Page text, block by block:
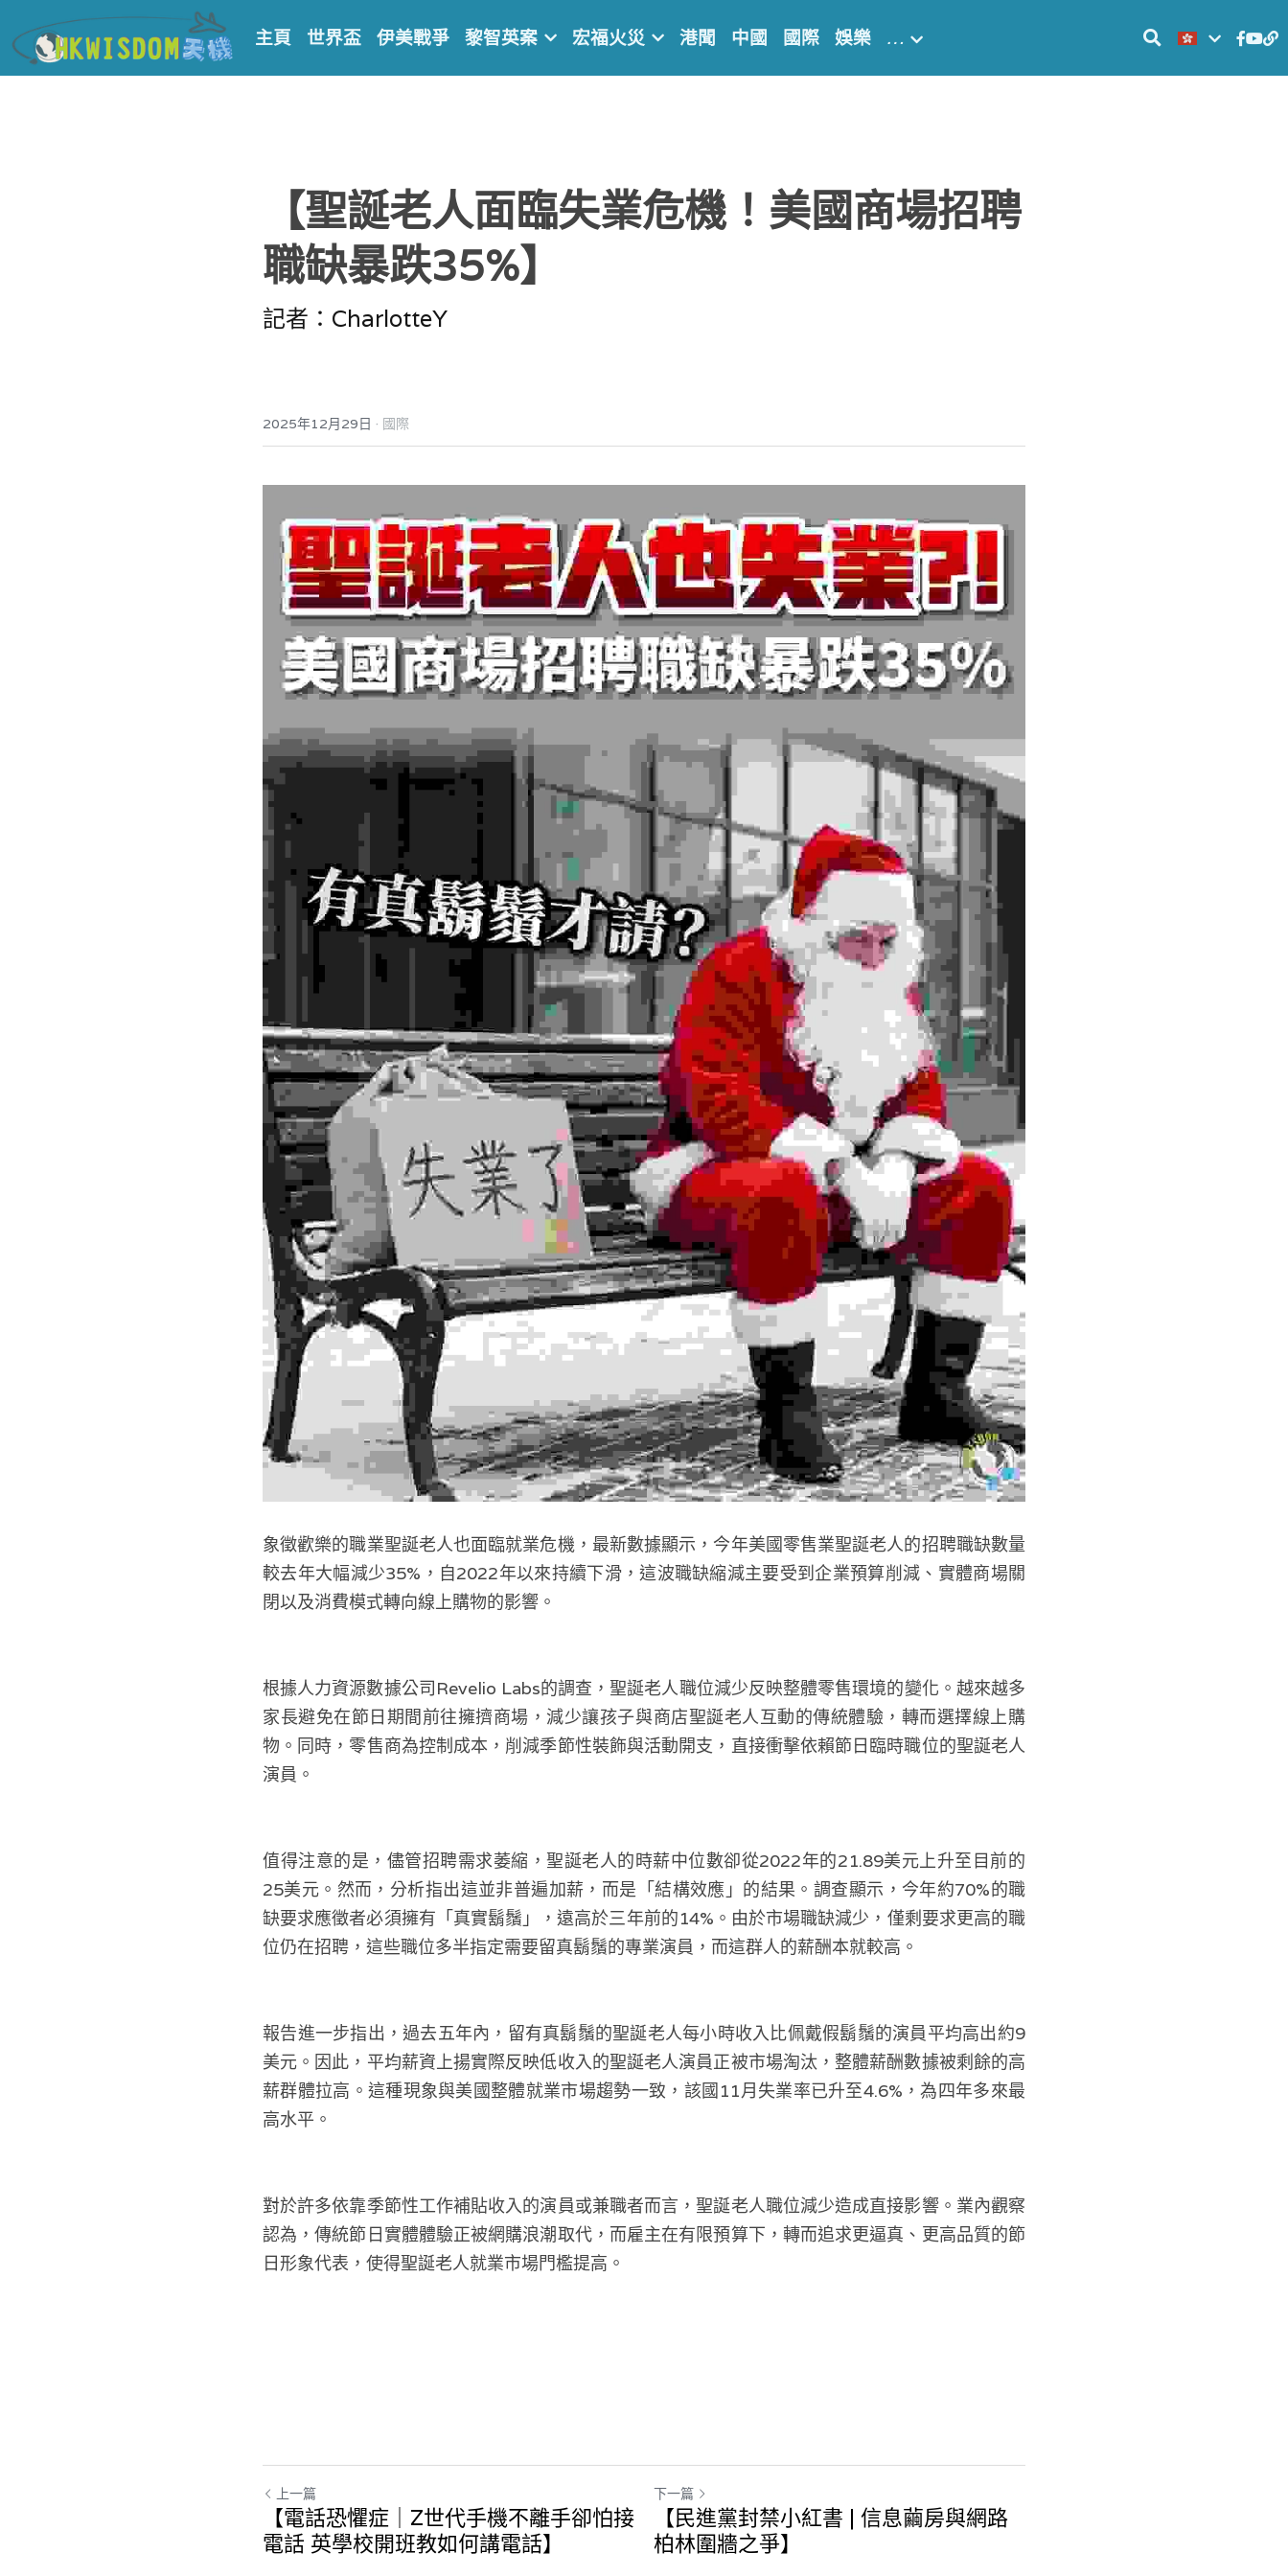
主頁 世界盃 伊美戰爭 黎智英案 宏福火災 港聞 中國 國際 娛樂 …
【聖誕老人面臨失業危機！美國商場招聘
職缺暴跌35%】
記者：CharlotteY
2025年12月29日 · 國際
象徵歡樂的職業聖誕老人也面臨就業危機，最新數據顯示，今年美國零售業聖誕老人的招聘職缺數量
較去年大幅減少35%，自2022年以來持續下滑，這波職缺縮減主要受到企業預算削減、實體商場關
閉以及消費模式轉向線上購物的影響。
根據人力資源數據公司Revelio Labs的調查，聖誕老人職位減少反映整體零售環境的變化。越來越多
家長避免在節日期間前往擁擠商場，減少讓孩子與商店聖誕老人互動的傳統體驗，轉而選擇線上購
物。同時，零售商為控制成本，削減季節性裝飾與活動開支，直接衝擊依賴節日臨時職位的聖誕老人
演員。
值得注意的是，儘管招聘需求萎縮，聖誕老人的時薪中位數卻從2022年的21.89美元上升至目前的
25美元。然而，分析指出這並非普遍加薪，而是「結構效應」的結果。調查顯示，今年約70%的職
缺要求應徵者必須擁有「真實鬍鬚」，遠高於三年前的14%。由於市場職缺減少，僅剩要求更高的職
位仍在招聘，這些職位多半指定需要留真鬍鬚的專業演員，而這群人的薪酬本就較高。
報告進一步指出，過去五年內，留有真鬍鬚的聖誕老人每小時收入比佩戴假鬍鬚的演員平均高出約9
美元。因此，平均薪資上揚實際反映低收入的聖誕老人演員正被市場淘汰，整體薪酬數據被剩餘的高
薪群體拉高。這種現象與美國整體就業市場趨勢一致，該國11月失業率已升至4.6%，為四年多來最
高水平。
對於許多依靠季節性工作補貼收入的演員或兼職者而言，聖誕老人職位減少造成直接影響。業內觀察
認為，傳統節日實體體驗正被網購浪潮取代，而雇主在有限預算下，轉而追求更逼真、更高品質的節
日形象代表，使得聖誕老人就業市場門檻提高。
上一篇
【電話恐懼症｜Z世代手機不離手卻怕接
電話 英學校開班教如何講電話】
下一篇
【民進黨封禁小紅書 | 信息繭房與網路
柏林圍牆之爭】